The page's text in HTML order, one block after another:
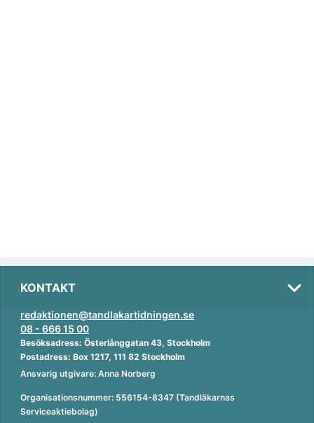
KONTAKT
redaktionen@tandlakartidningen.se
08 - 666 15 00
Besöksadress: Österlånggatan 43, Stockholm
Postadress: Box 1217, 111 82 Stockholm
Ansvarig utgivare: Anna Norberg
Organisationsnummer: 556154-8347 (Tandläkarnas
Serviceaktiebolag)